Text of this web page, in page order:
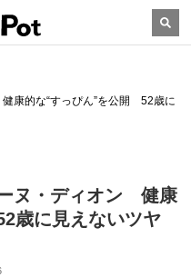
康的な“すっぴん”を公開 52歳に
ヌ・ディオン 健康
歳に見えないツヤ